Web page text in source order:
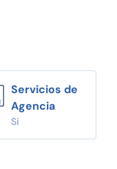
Servicios de
Agencia
Si